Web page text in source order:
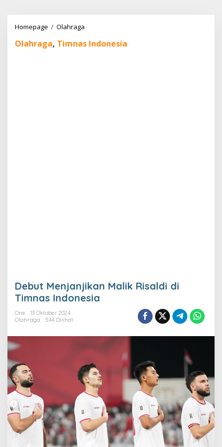
Homepage / Olahraga
Malik
Olahraga, Timnas Indonesia
Debut Menjanjikan Malik Risaldi di
Timnas Indonesia
One
13 Oktober 2024
Olahraga
544 Dilihat